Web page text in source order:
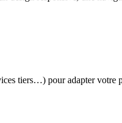
tiers…) pour adapter votre